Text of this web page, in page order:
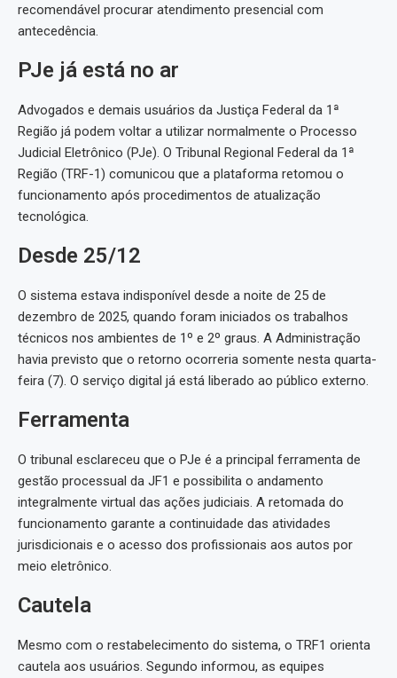
recomendável procurar atendimento presencial com
antecedência.
PJe já está no ar
Advogados e demais usuários da Justiça Federal da 1ª
Região já podem voltar a utilizar normalmente o Processo
Judicial Eletrônico (PJe). O Tribunal Regional Federal da 1ª
Região (TRF-1) comunicou que a plataforma retomou o
funcionamento após procedimentos de atualização
tecnológica.
Desde 25/12
O sistema estava indisponível desde a noite de 25 de
dezembro de 2025, quando foram iniciados os trabalhos
técnicos nos ambientes de 1º e 2º graus. A Administração
havia previsto que o retorno ocorreria somente nesta quarta-
feira (7). O serviço digital já está liberado ao público externo.
Ferramenta
O tribunal esclareceu que o PJe é a principal ferramenta de
gestão processual da JF1 e possibilita o andamento
integralmente virtual das ações judiciais. A retomada do
funcionamento garante a continuidade das atividades
jurisdicionais e o acesso dos profissionais aos autos por
meio eletrônico.
Cautela
Mesmo com o restabelecimento do sistema, o TRF1 orienta
cautela aos usuários. Segundo informou, as equipes